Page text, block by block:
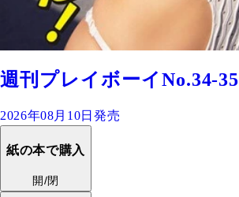
週刊プレイボーイNo.34-35
2026年08月10日発売
紙の本で購入
開/閉